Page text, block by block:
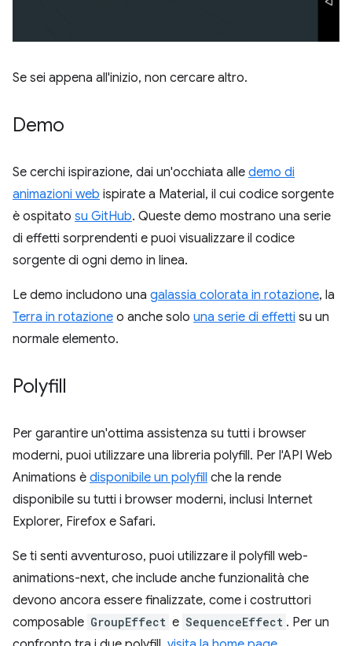
Se sei appena all'inizio, non cercare altro.
Demo
Se cerchi ispirazione, dai un'occhiata alle demo di
animazioni web ispirate a Material, il cui codice sorgente
è ospitato su GitHub. Queste demo mostrano una serie
di effetti sorprendenti e puoi visualizzare il codice
sorgente di ogni demo in linea.
Le demo includono una galassia colorata in rotazione, la
Terra in rotazione o anche solo una serie di effetti su un
normale elemento.
Polyfill
Per garantire un'ottima assistenza su tutti i browser
moderni, puoi utilizzare una libreria polyfill. Per l'API Web
Animations è disponibile un polyfill che la rende
disponibile su tutti i browser moderni, inclusi Internet
Explorer, Firefox e Safari.
Se ti senti avventuroso, puoi utilizzare il polyfill web-
animations-next, che include anche funzionalità che
devono ancora essere finalizzate, come i costruttori
composable GroupEffect e SequenceEffect . Per un